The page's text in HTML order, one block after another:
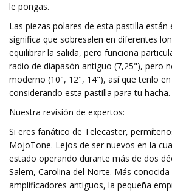
le pongas.
Las piezas polares de esta pastilla están
significa que sobresalen en diferentes
equilibrar la salida, pero funciona
radio de diapasón antiguo (7,25"), pero
moderno (10", 12", 14"), así que tenlo
considerando esta pastilla para tu hacha.
Nuestra revisión de expertos:
Si eres fanático de Telecaster,
MojoTone. Lejos de ser nuevos en la
estado operando durante más de dos
Salem, Carolina del Norte. Más
amplificadores antiguos, la pequeña